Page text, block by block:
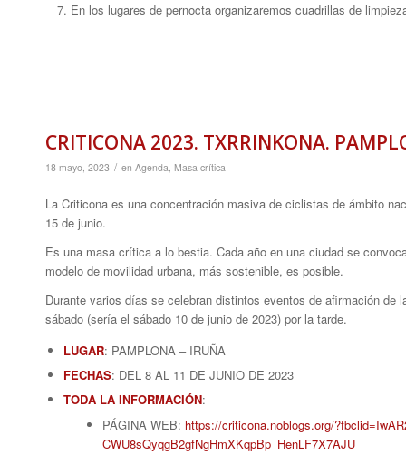
En los lugares de pernocta organizaremos cuadrillas de
CRITICONA 2023. TXRRINKONA.
18 mayo, 2023 / en Agenda, Masa crítica
La Criticona es una concentración masiva de ciclistas de ámbito
15 de junio.
Es una masa crítica a lo bestia. Cada año en una ciudad se
modelo de movilidad urbana, más sostenible, es posible.
Durante varios días se celebran distintos eventos de afirmación
sábado (sería el sábado 10 de junio de 2023) por la tarde.
LUGAR: PAMPLONA – IRUÑA
FECHAS: DEL 8 AL 11 DE JUNIO DE 2023
TODA LA INFORMACIÓN:
PÁGINA WEB: https://criticona.noblogs.org/
CWU8sQyqgB2gfNgHmXKqpBp_HenLF7X7AJU